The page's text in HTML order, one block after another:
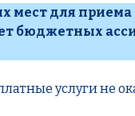
мест для приема
бюджетных
услуги не